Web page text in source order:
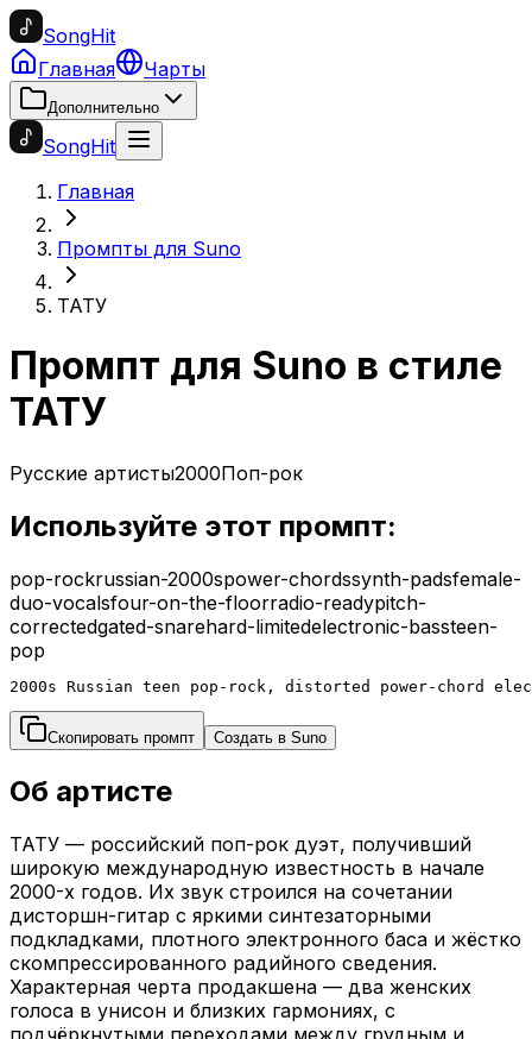
SongHit
Главная
Чарты
Дополнительно
SongHit
Главная
Промпты для Suno
ТАТУ
Промпт для Suno в стиле
ТАТУ
Русские артисты2000Поп-рок
Используйте этот промпт:
pop-rockrussian-2000spower-chordssynth-padsfemale-
duo-vocalsfour-on-the-floorradio-readypitch-
correctedgated-snarehard-limitedelectronic-bassteen-
pop
2000s Russian teen pop-rock, distorted power-chord
Скопировать промпт Создать в Suno
Об артисте
ТАТУ — российский поп-рок дуэт, получивший
широкую международную известность в начале
2000-х годов. Их звук строился на сочетании
дисторшн-гитар с яркими синтезаторными
подкладками, плотного электронного баса и жёстко
скомпрессированного радийного сведения.
Характерная черта продакшена — два женских
голоса в унисон и близких гармониях, с
подчёркнутыми переходами между грудным и